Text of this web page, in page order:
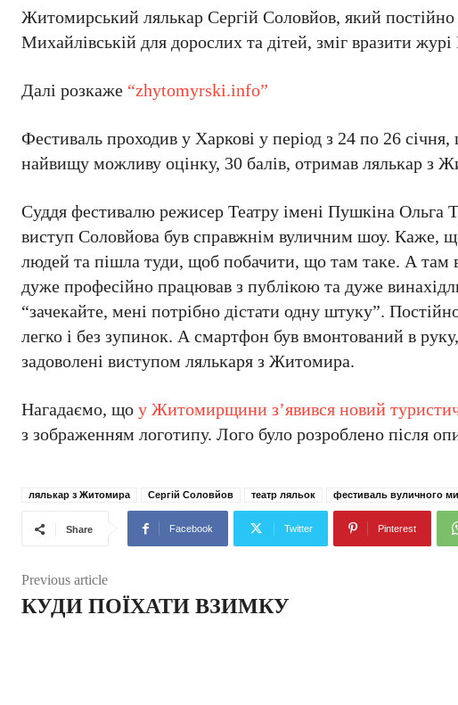
Житомирський лялькар Сергій Соловйов, який постійно
Михайлівській для дорослих та дітей, зміг вразити
Далі розкаже “zhytomyrski.info”
Фестиваль проходив у Харкові у період з 24 по 26 січня,
найвищу можливу оцінку, 30 балів, отримав лялькар з
Суддя фестивалю режисер Театру імені Пушкіна Ольга
виступ Соловйова був справжнім вуличним шоу. Каже,
людей та пішла туди, щоб побачити, що там таке. А
дуже професійно працював з публікою та дуже
“зачекайте, мені потрібно дістати одну штуку”.
легко і без зупинок. А смартфон був вмонтований в
задоволені виступом лялькаря з Житомира.
Нагадаємо, що у Житомирщини з’явився новий
з зображенням логотипу. Лого було розроблено після
лялькар з Житомира Сергій Соловйов театр ляльок фестиваль вуличного
Share Facebook Twitter Pinterest
Previous article
КУДИ ПОЇХАТИ ВЗИМКУ